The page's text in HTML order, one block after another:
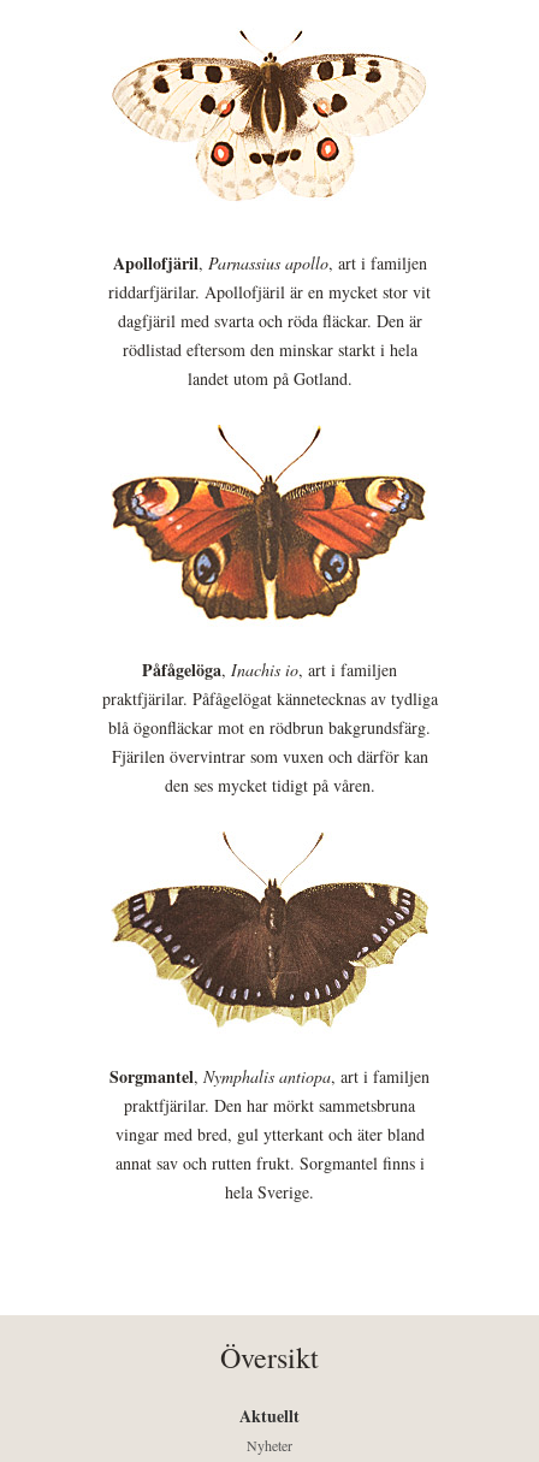
Apollofjäril, Parnassius apollo, art i familjen
riddarfjärilar. Apollofjäril är en mycket stor vit
dagfjäril med svarta och röda fläckar. Den är
rödlistad eftersom den minskar starkt i hela
landet utom på Gotland.
Påfågelöga, Inachis io, art i familjen
praktfjärilar. Påfågelögat kännetecknas av tydliga
blå ögonfläckar mot en rödbrun bakgrundsfärg.
Fjärilen övervintrar som vuxen och därför kan
den ses mycket tidigt på våren.
Sorgmantel, Nymphalis antiopa, art i familjen
praktfjärilar. Den har mörkt sammetsbruna
vingar med bred, gul ytterkant och äter bland
annat sav och rutten frukt. Sorgmantel finns i
hela Sverige.
Översikt
Aktuellt
Nyheter